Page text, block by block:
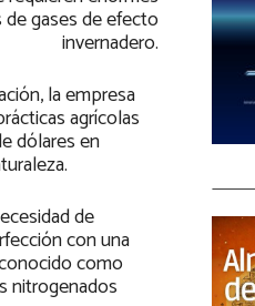
gases de efecto
invernadero.
la empresa
agrícolas
dólares en
de
con una
como
nitrogenados